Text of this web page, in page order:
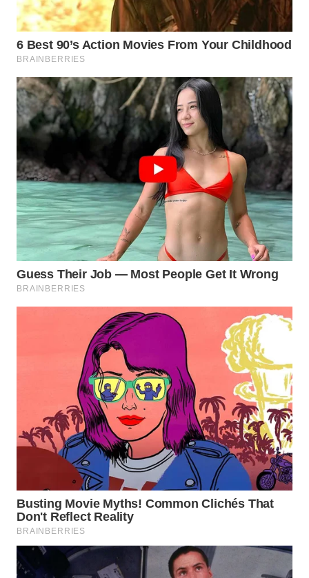
WN
BORNEO
Wahana
Group
WAHANA
NEWS
WAHANA
TANI
WAHANA
ADVOKAT
WAHANA
INFRASTRUKTUR
WAHANA
TRAVEL
WAHANANEWS
ID
WAHANANEWS